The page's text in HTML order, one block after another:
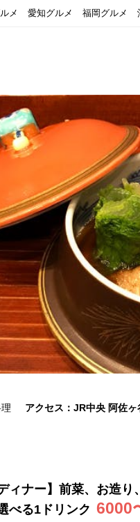
メ 愛知グルメ 福岡グルメ
アクセス：JR中央 阿佐
ディナー】前菜、お造り、
べる1ドリンク 6000